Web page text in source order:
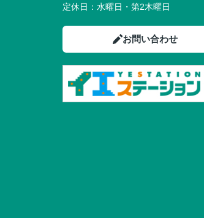
定休日： 水曜日・第2木曜日
お問い合わせ